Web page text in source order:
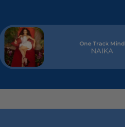
One Track Mind
NAIKA